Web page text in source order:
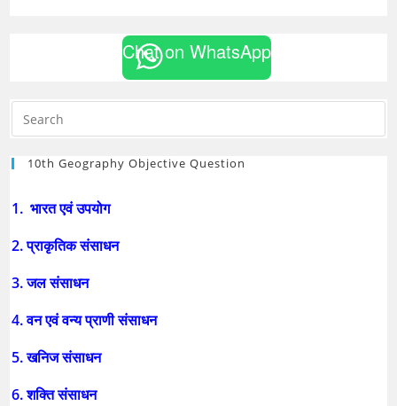
Chat on WhatsApp
10th Geography Objective Question
1. भारत एवं उपयोग
2. प्राकृतिक संसाधन
3. जल संसाधन
4. वन एवं वन्य प्राणी संसाधन
5. खनिज संसाधन
6. शक्ति संसाधन